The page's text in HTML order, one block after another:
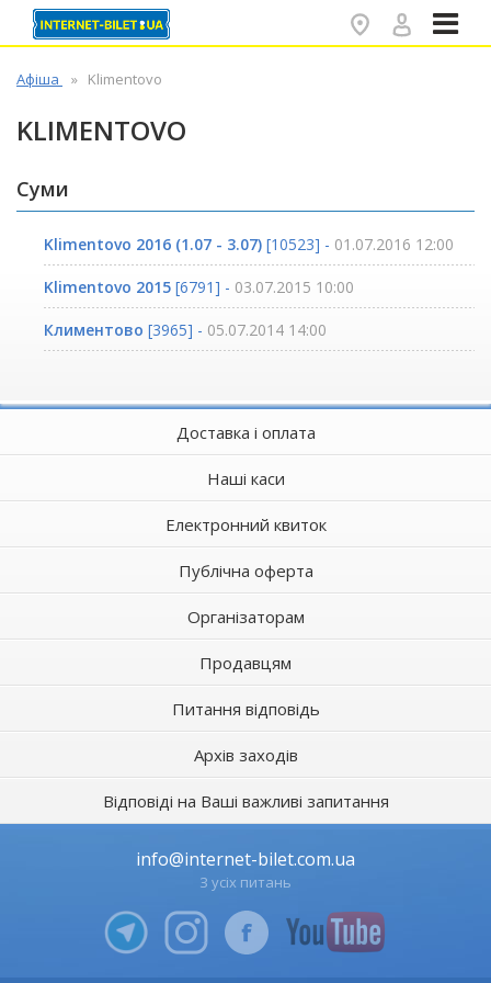
Афіша Klimentovo
KLIMENTOVO
Суми
Klimentovo 2016 (1.07 - 3.07) [10523] - 01.07.2016 12:00
Klimentovo 2015 [6791] - 03.07.2015 10:00
Климентово [3965] - 05.07.2014 14:00
Доставка і оплата
Наші каси
Електронний квиток
Публічна оферта
Організаторам
Продавцям
Питання відповідь
Архів заходів
Відповіді на Ваші важливі запитання
info@internet-bilet.com.ua
З усіх питань